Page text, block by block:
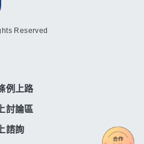
Reserved
例上路
討論區
諮詢